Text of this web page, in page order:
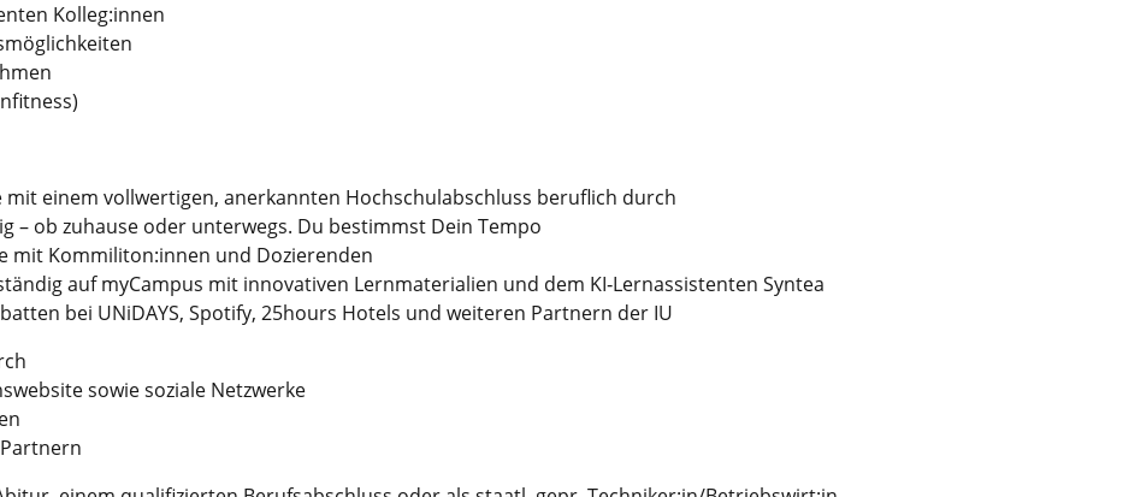
Kolleg:innen
mit einem vollwertigen, anerkannten Hochschulabschluss beruflich durch
– ob zuhause oder unterwegs. Du bestimmst Dein Tempo
mit Kommiliton:innen und Dozierenden
auf myCampus mit innovativen Lernmaterialien und dem KI‑Lernassistenten Syntea
bei UNiDAYS, Spotify, 25hours Hotels und weiteren Partnern der IU
sowie soziale Netzwerke